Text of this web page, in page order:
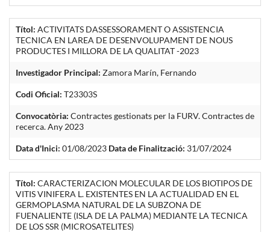
Títol: ACTIVITATS DASSESSORAMENT O ASSISTENCIA
TECNICA EN LAREA DE DESENVOLUPAMENT DE NOUS
PRODUCTES I MILLORA DE LA QUALITAT -2023
Investigador Principal: Zamora Marín, Fernando
Codi Oficial: T23303S
Convocatòria: Contractes gestionats per la FURV. Contractes de
recerca. Any 2023
Data d'Inici: 01/08/2023 Data de Finalització: 31/07/2024
Títol: CARACTERIZACION MOLECULAR DE LOS BIOTIPOS DE
VITIS VINIFERA L. EXISTENTES EN LA ACTUALIDAD EN EL
GERMOPLASMA NATURAL DE LA SUBZONA DE
FUENALIENTE (ISLA DE LA PALMA) MEDIANTE LA TECNICA
DE LOS SSR (MICROSATELITES)